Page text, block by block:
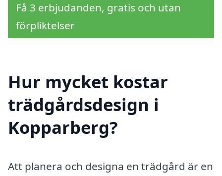
Få 3 erbjudanden, gratis och utan
förpliktelser
Hur mycket kostar
trädgårdsdesign i
Kopparberg?
Att planera och designa en trädgård är en